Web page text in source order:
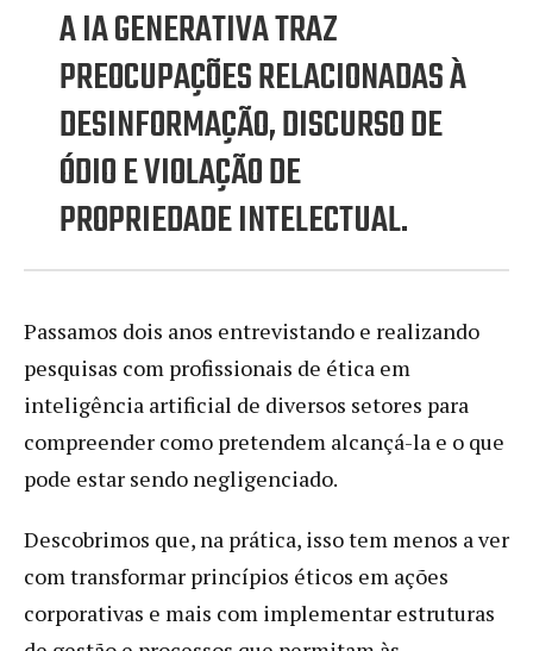
A IA GENERATIVA TRAZ
PREOCUPAÇÕES RELACIONADAS À
DESINFORMAÇÃO, DISCURSO DE
ÓDIO E VIOLAÇÃO DE
PROPRIEDADE INTELECTUAL.
Passamos dois anos entrevistando e realizando
pesquisas com profissionais de ética em
inteligência artificial de diversos setores para
compreender como pretendem alcançá-la e o que
pode estar sendo negligenciado.
Descobrimos que, na prática, isso tem menos a ver
com transformar princípios éticos em ações
corporativas e mais com implementar estruturas